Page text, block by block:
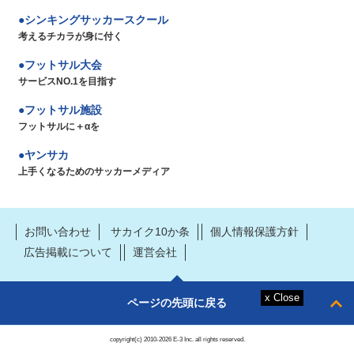
シンキングサッカースクール
考えるチカラが身に付く
フットサル大会
サービスNO.1を目指す
フットサル施設
フットサルに＋αを
ヤンサカ
上手くなるためのサッカーメディア
お問い合わせ サカイク10か条
個人情報保護方針
広告掲載について
運営会社
ページの先頭に戻る
copyright(c) 2010-2026 E-3 Inc. all rights reserved.